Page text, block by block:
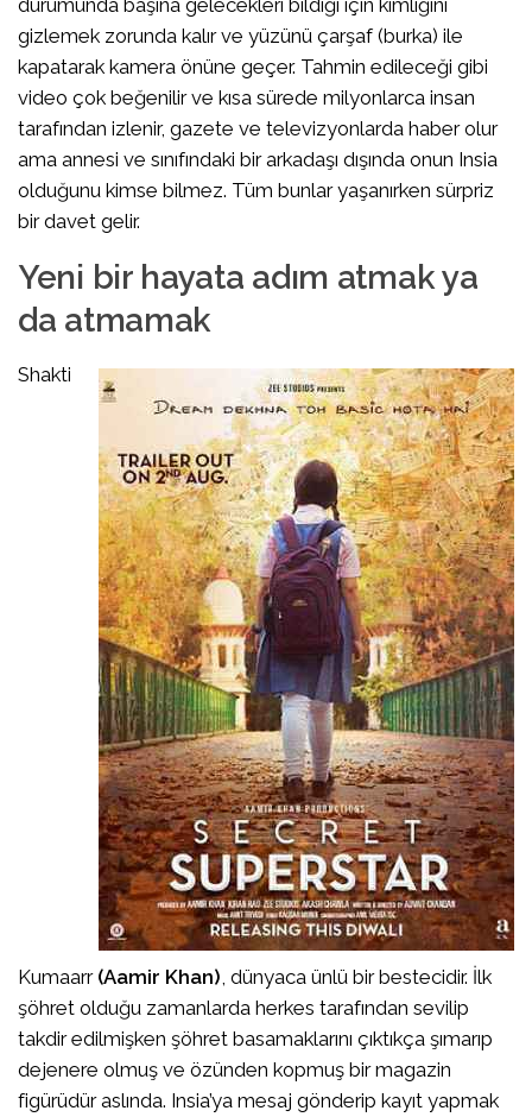
durumunda başına gelecekleri bildiği için kimliğini
gizlemek zorunda kalır ve yüzünü çarşaf (burka) ile
kapatarak kamera önüne geçer. Tahmin edileceği gibi
video çok beğenilir ve kısa sürede milyonlarca insan
tarafından izlenir, gazete ve televizyonlarda haber olur
ama annesi ve sınıfındaki bir arkadaşı dışında onun Insia
olduğunu kimse bilmez. Tüm bunlar yaşanırken sürpriz
bir davet gelir.
Yeni bir hayata adım atmak ya
da atmamak
Shakti
Kumaarr (Aamir Khan) , dünyaca ünlü bir bestecidir. İlk
şöhret olduğu zamanlarda herkes tarafından sevilip
takdir edilmişken şöhret basamaklarını çıktıkça şımarıp
dejenere olmuş ve özünden kopmuş bir magazin
figürüdür aslında. Insia’ya mesaj gönderip kayıt yapmak